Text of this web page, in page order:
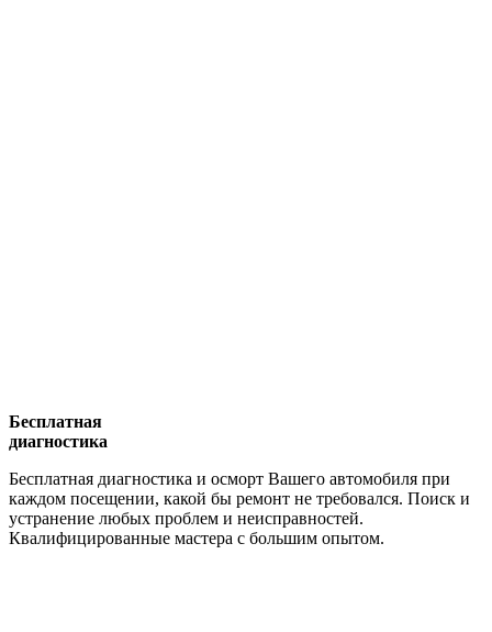
Бесплатная
диагностика
Бесплатная диагностика и осморт Вашего автомобиля при
каждом посещении, какой бы ремонт не требовался. Поиск и
устранение любых проблем и неисправностей.
Квалифицированные мастера с большим опытом.